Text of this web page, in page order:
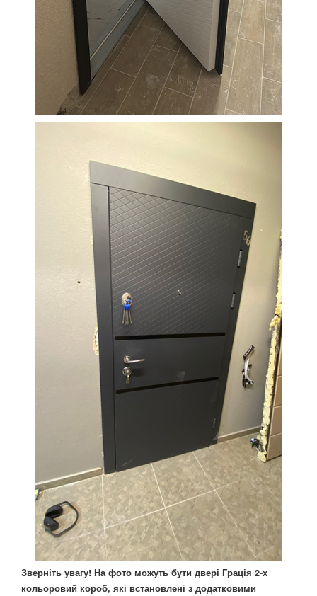
Зверніть увагу! На фото можуть бути двері Грація 2-х
кольоровий короб, які встановлені з додатковими